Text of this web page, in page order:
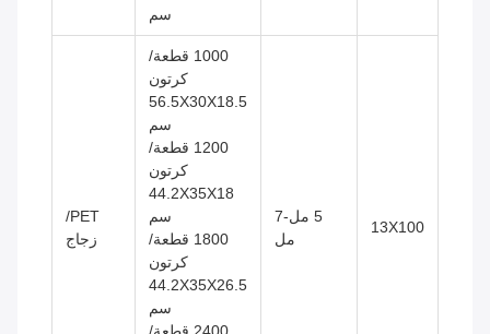
سم
13X100
5 مل-7
مل
1000 قطعة/
كرتون
56.5X30X18.5
سم
1200 قطعة/
كرتون
44.2X35X18
سم
1800 قطعة/
كرتون
44.2X35X26.5
سم
PET/
زجاج